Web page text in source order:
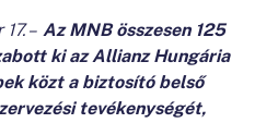
– Az MNB összesen 125
ki az Allianz Hungária
közt a biztosító belső
tevékenységét,